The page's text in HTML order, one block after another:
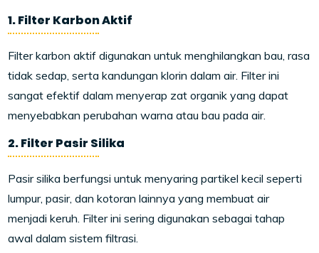
1. Filter Karbon Aktif
Filter karbon aktif digunakan untuk menghilangkan bau, rasa
tidak sedap, serta kandungan klorin dalam air. Filter ini
sangat efektif dalam menyerap zat organik yang dapat
menyebabkan perubahan warna atau bau pada air.
2. Filter Pasir Silika
Pasir silika berfungsi untuk menyaring partikel kecil seperti
lumpur, pasir, dan kotoran lainnya yang membuat air
menjadi keruh. Filter ini sering digunakan sebagai tahap
awal dalam sistem filtrasi.